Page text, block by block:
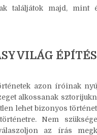
találjátok majd, mint
VILÁG
azon íróinak
alkossanak
lehet bizonyos
Nem
az írás